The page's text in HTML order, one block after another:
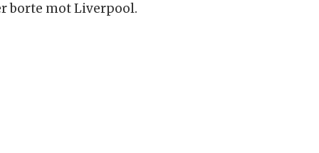
borte mot Liverpool.